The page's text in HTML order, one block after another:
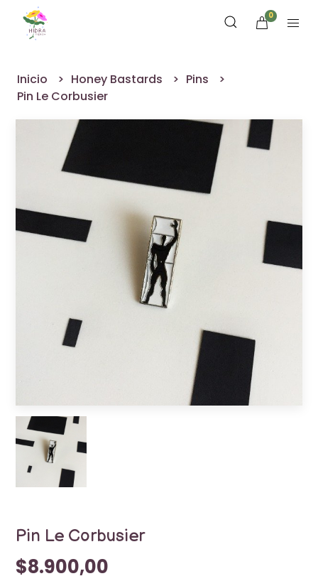
0
Inicio Honey Bastards
Pins
Pin Le Corbusier
Pin Le Corbusier
$8.900,00